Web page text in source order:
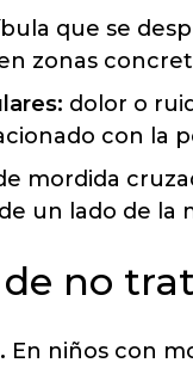
que se
zonas
dolor o
con la
mordida
un lado de
no
En niños con